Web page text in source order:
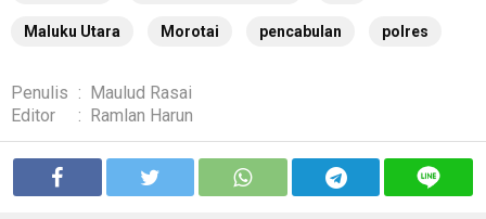
Maluku Utara Morotai pencabulan polres
Penulis :
Maulud Rasai
Editor
: Ramlan Harun